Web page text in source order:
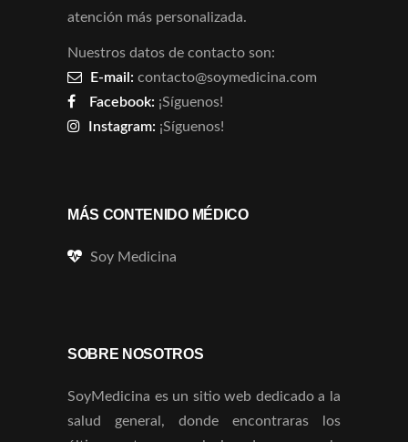
atención más personalizada.
Nuestros datos de contacto son:
E-mail: contacto@soymedicina.com
Facebook: ¡Síguenos!
Instagram: ¡Síguenos!
MÁS CONTENIDO MÉDICO
Soy Medicina
SOBRE NOSOTROS
SoyMedicina es un sitio web dedicado a la
salud general, donde encontraras los